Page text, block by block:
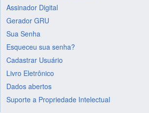
Assinador Digital
Gerador GRU
Sua Senha
Esqueceu sua senha?
Cadastrar Usuário
Livro Eletrônico
Dados abertos
Suporte a Propriedade Intelectual